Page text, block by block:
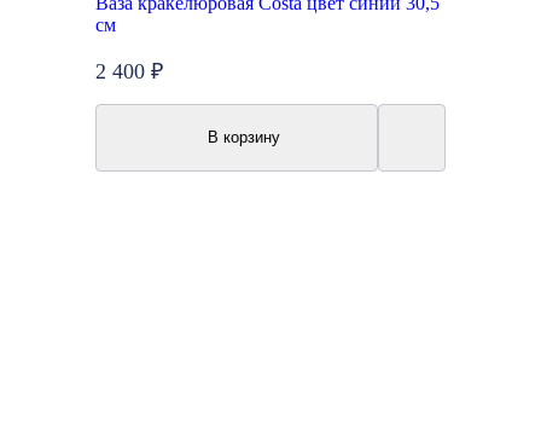
см
2 400 ₽
В корзину